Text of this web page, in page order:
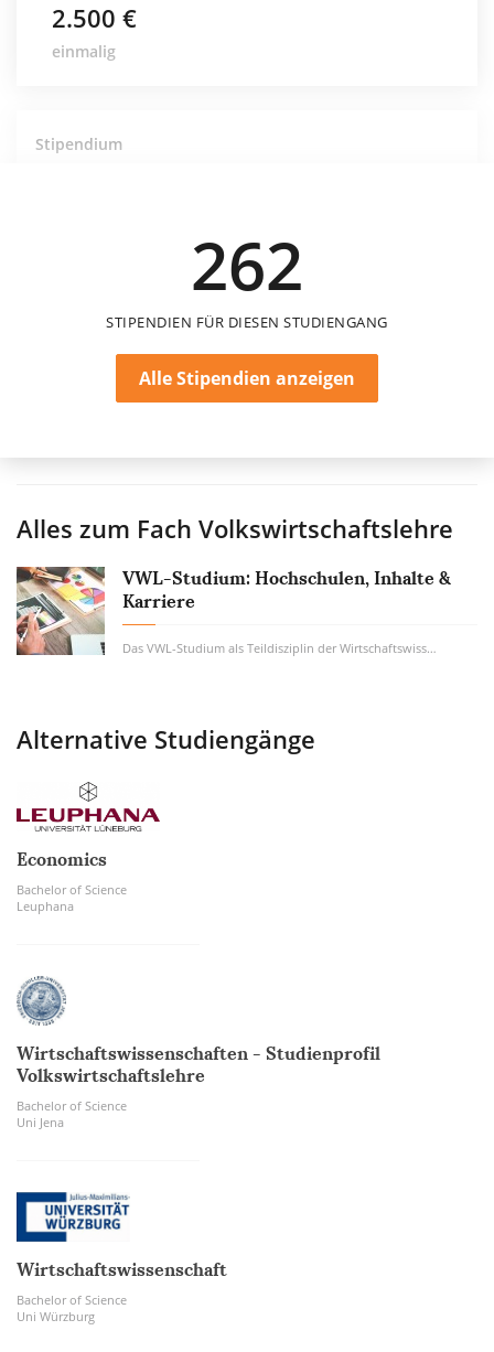
2.500 €
einmalig
Stipendium
262
STIPENDIEN FÜR DIESEN STUDIENGANG
Alle Stipendien anzeigen
Alles zum Fach Volkswirtschaftslehre
VWL-Studium: Hochschulen, Inhalte &
Karriere
Das VWL-Studium als Teildisziplin der Wirtschaftswissenschaft ist eines der beliebtesten...
Alternative Studiengänge
Economics
Bachelor of Science
Leuphana
Wirtschaftswissenschaften - Studienprofil
Volkswirtschaftslehre
Bachelor of Science
Uni Jena
Wirtschaftswissenschaft
Bachelor of Science
Uni Würzburg